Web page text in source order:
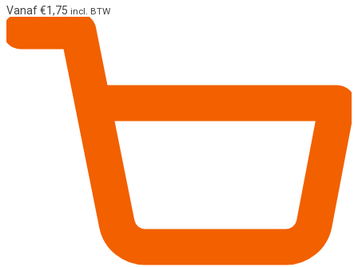
Vanaf€1,75 incl. BTW